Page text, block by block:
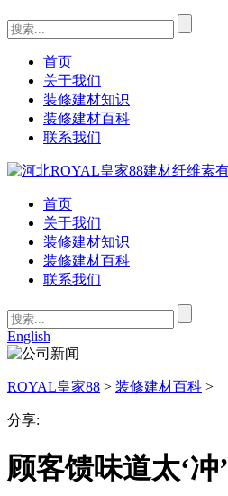
首页
关于我们
装修建材知识
装修建材百科
联系我们
首页
关于我们
装修建材知识
装修建材百科
联系我们
English
ROYAL皇家88 > 装修建材百科 >
分享:
顾客馈味道太‘冲’